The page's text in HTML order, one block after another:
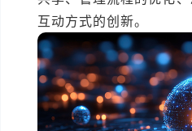
互动方式的创新。